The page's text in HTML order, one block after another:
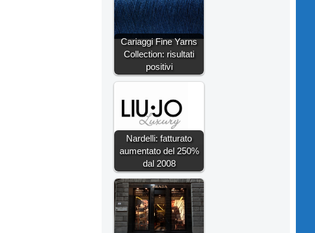
Cariaggi Fine Yarns
Collection: risultati
positivi
Nardelli: fatturato
aumentato del 250%
dal 2008